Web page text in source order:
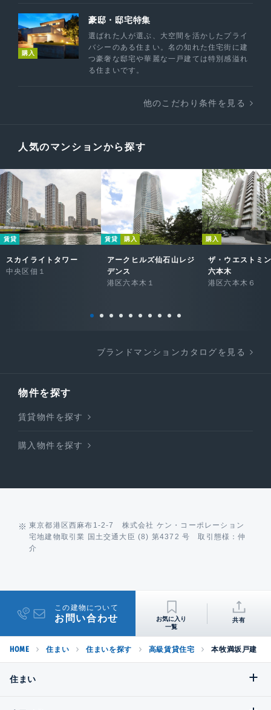
購入
豪邸・邸宅特集
選ばれた人が選ぶ、大空間を活かしたプライ
バシーのある住まい。名の知れた住宅街に建
つ豪奢な邸宅や華麗な一戸建ては特別感溢れ
る住まいです。
他のこだわり条件を見る
人気のマンションから探す
賃貸
スカイライトタワー
中央区佃１
賃貸 購入
アークヒルズ仙石山レジ
デンス
港区六本木１
購入
ザ・ウエストミ
六本木
港区六本木６
ブランドマンションカタログを見る
物件を探す
賃貸物件を探す
購入物件を探す
東京都港区西麻布1-2-7 株式会社 ケン・コーポレーション
宅地建物取引業 国土交通大臣 (8) 第4372 号 取引態様：仲
介
この建物について
お問い合わせ 共有
HOME 住まい 住まいを探す 高級賃貸住宅 本牧満坂戸建
住まい